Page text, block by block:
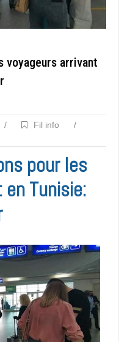
voyageurs arrivant
/ Fil info
/
pour les
Tunisie: